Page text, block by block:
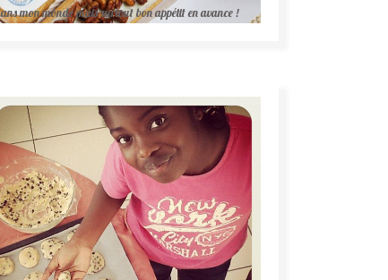
mon monde mais surtout bon appétit en avance !